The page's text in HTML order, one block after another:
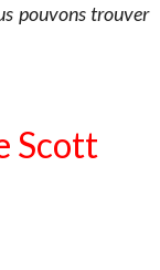
pouvons trouver
Scott